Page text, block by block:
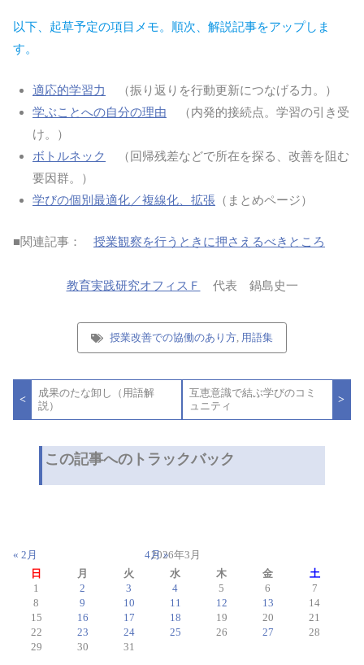
以下、起草予定の項目メモ。順次、解説記事をアップしま
す。
適応的学習力
（振り返りを行動更新につなげる力。）
学ぶことへの自分の理由 （内発的接続点。学習の引き受
け。）
ボトルネック
（回帰残差などで所在を探る、改善を阻む
要因群。）
学びの個別最適化／複線化、拡張 （まとめページ）
■関連記事： 授業観察を行うときに押さえるべきところ
教育実践研究オフィスＦ 代表 鍋島史一
授業改善での協働のあり方, 用語集
稿
ビ
<
成果のたな卸し（用語解
説）
互恵意識で結ぶ学びのコミ
ュニティ
>
この記事へのトラックバック
2026年3月
日
月 火 水 木 金
土
1
2 3 4 5 6
7
8
9 10 11 12 13
14
15
16 17 18 19 20
21
22
23 24 25 26 27
28
29
30 31
« 2月 4月 »